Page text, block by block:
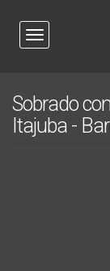
Sobrado
Itajuba -